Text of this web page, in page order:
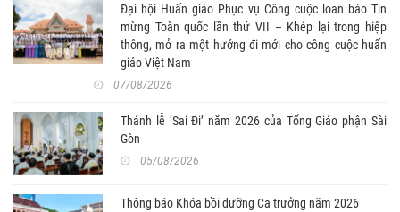
Đại hội Huấn giáo Phục vụ Công cuộc loan báo Tin
mừng Toàn quốc lần thứ VII – Khép lại trong hiệp
thông, mở ra một hướng đi mới cho công cuộc huấn
giáo Việt Nam
07/08/2026
Thánh lễ ‘Sai Đi’ năm 2026 của Tổng Giáo phận Sài
Gòn
05/08/2026
Thông báo Khóa bồi dưỡng Ca trưởng năm 2026